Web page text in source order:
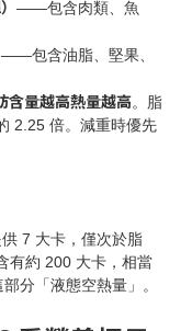
——包含肉類、魚
——包含油脂、堅果、
含量越高熱量越高。脂
2.25 倍。減重時優先
7 大卡，僅次於脂
有約 200 大卡，相當
分「液態空熱量」。